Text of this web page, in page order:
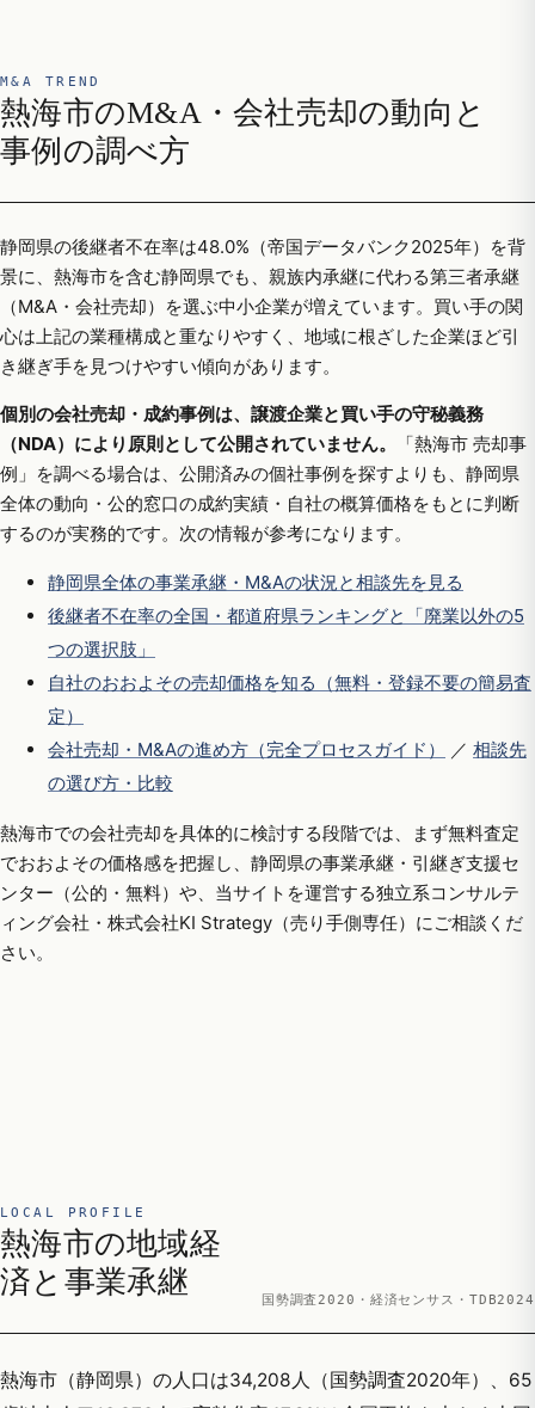
M&A TREND
熱海市のM&A・会社売却の動向と
事例の調べ方
静岡県の後継者不在率は48.0%（帝国データバンク2025年）を背
景に、熱海市を含む静岡県でも、親族内承継に代わる第三者承継
（M&A・会社売却）を選ぶ中小企業が増えています。買い手の関
心は上記の業種構成と重なりやすく、地域に根ざした企業ほど引
き継ぎ手を見つけやすい傾向があります。
個別の会社売却・成約事例は、譲渡企業と買い手の守秘義務
（NDA）により原則として公開されていません。
「熱海市 売却事
例」を調べる場合は、公開済みの個社事例を探すよりも、静岡県
全体の動向・公的窓口の成約実績・自社の概算価格をもとに判断
するのが実務的です。次の情報が参考になります。
静岡県全体の事業承継・M&Aの状況と相談先を見る
後継者不在率の全国・都道府県ランキングと「廃業以外の5
つの選択肢」
自社のおおよその売却価格を知る（無料・登録不要の簡易査
定）
会社売却・M&Aの進め方（完全プロセスガイド）
／ 相談先
の選び方・比較
熱海市での会社売却を具体的に検討する段階では、まず無料査定
でおおよその価格感を把握し、静岡県の事業承継・引継ぎ支援セ
ンター（公的・無料）や、当サイトを運営する独立系コンサルテ
ィング会社・株式会社KI Strategy（売り手側専任）にご相談くだ
さい。
LOCAL PROFILE
熱海市の地域経
済と事業承継
国勢調査2020・経済センサス・TDB2024
熱海市（静岡県）の人口は34,208人（国勢調査2020年）、65